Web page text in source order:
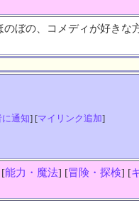
ぼの、コメディが好きな
通知] [マイリンク追加]
能力・魔法] [冒険・探検] [